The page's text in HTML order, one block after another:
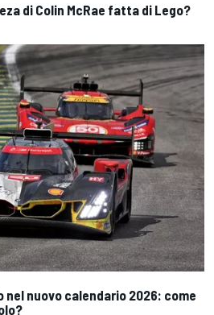
di Colin McRae fatta di Lego?
nel nuovo calendario 2026: come